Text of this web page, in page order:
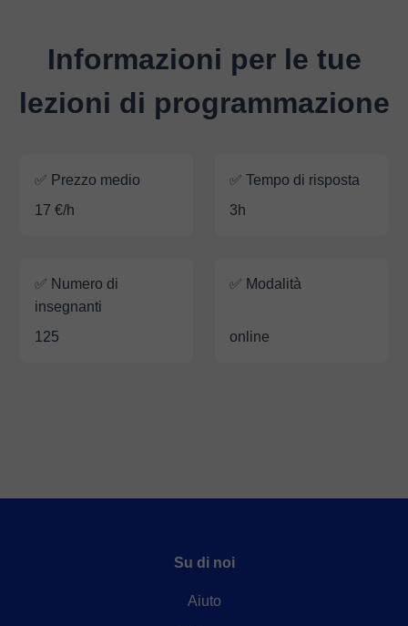
Informazioni per le tue
lezioni di programmazione
✅ Prezzo medio
17 €/h
✅ Tempo di risposta
3h
✅ Numero di
insegnanti
125
✅ Modalità
online
Su di noi
Aiuto